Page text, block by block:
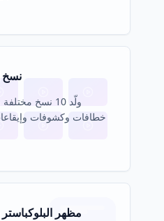
نسخ
ولّد 10 نسخ
خطافات وكشوفات
مظهر